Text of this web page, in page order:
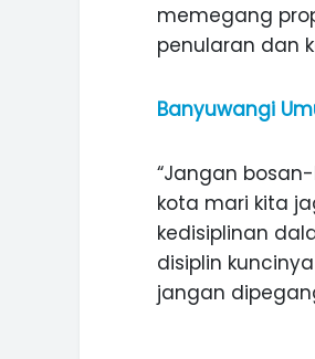
memegang
penularan dan
Banyuwangi
“Jangan
kota mari kita
kedisiplinan
disiplin
jangan